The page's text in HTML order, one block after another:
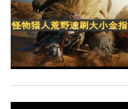
答：除了属性弹
炸菇、眠草、蜂